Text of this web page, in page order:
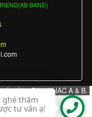
BAND)
kế bởiBAN NHẠC A & B.
ghé thăm
tư vấn ạ!